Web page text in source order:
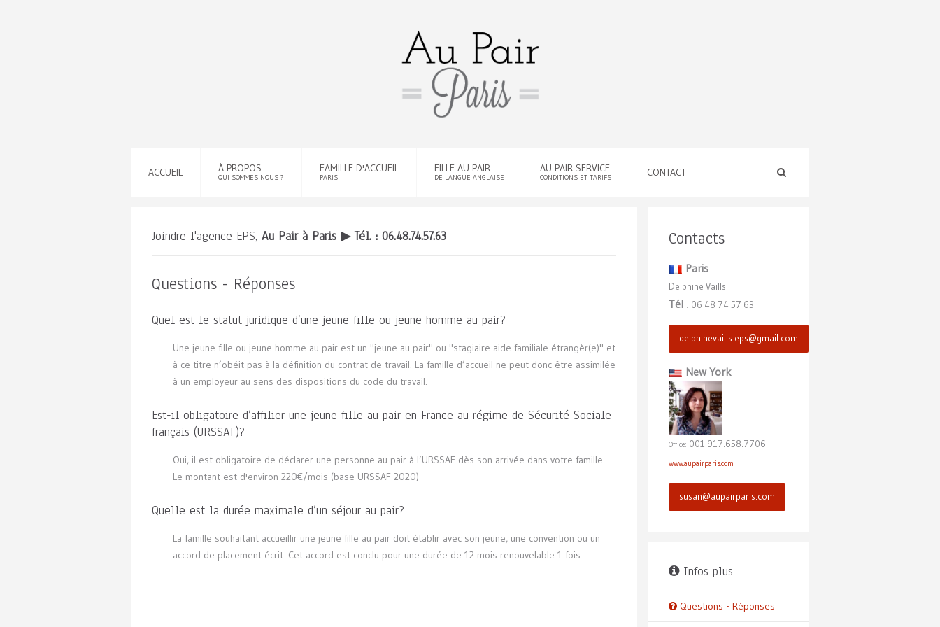
ACCUEIL À PROPOS
QUI SOMMES-NOUS ?
FAMILLE D'ACCUEIL
PARIS
FILLE AU PAIR
DE LANGUE ANGLAISE
AU PAIR SERVICE
CONDITIONS ET TARIFS CONTACT
Joindre l'agence EPS, Au Pair à Paris ▶Tél. : 06.48.74.57.63
Questions - Réponses
Quel est le statut juridique d’une jeune fille ou jeune homme au pair?
Une jeune fille ou jeune homme au pair est un "jeune au pair" ou "stagiaire aide familiale étrangèr(e)" et
à ce titre n’obéit pas à la définition du contrat de travail. La famille d’accueil ne peut donc être assimilée
à un employeur au sens des dispositions du code du travail.
Est-il obligatoire d’affilier une jeune fille au pair en France au régime de Sécurité Sociale
français (URSSAF)?
Oui, il est obligatoire de déclarer une personne au pair à l’URSSAF dès son arrivée dans votre famille.
Le montant est d'environ 220€/mois (base URSSAF 2020)
Quelle est la durée maximale d’un séjour au pair?
La famille souhaitant accueillir une jeune fille au pair doit établir avec son jeune, une convention ou un
accord de placement écrit. Cet accord est conclu pour une durée de 12 mois renouvelable 1 fois.
Contacts
Paris
Delphine Vaills
Tél : 06 48 74 57 63
delphinevaills.eps@gmail.com
New York
Office: 001.917.658.7706
www.aupairparis.com
susan@aupairparis.com
Infos plus
Questions - Réponses